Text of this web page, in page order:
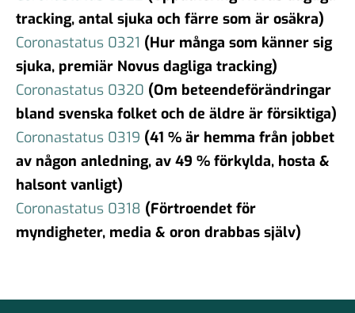
tracking, antal sjuka och färre som är osäkra)
Coronastatus 0321 (Hur många som känner sig
sjuka, premiär Novus dagliga tracking)
Coronastatus 0320 (Om beteendeförändringar
bland svenska folket och de äldre är försiktiga)
Coronastatus 0319 (41 % är hemma från jobbet
av någon anledning, av 49 % förkylda, hosta &
halsont vanligt)
Coronastatus 0318 (Förtroendet för
myndigheter, media & oron drabbas själv)